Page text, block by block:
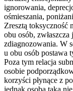
ignorowania,
ośmieszania,
Zresztą toksyczność
obu osób,
zdiagnozowania. W
u obu osób postawa
Poza tym relacja
osobie
korzyści płynące z